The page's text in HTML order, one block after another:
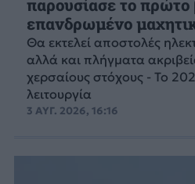
παρουσίασε το πρώτο
επανδρωμένο
Θα εκτελεί αποστολές
αλλά και πλήγματα
χερσαίους στόχους - Το
λειτουργία
3 ΑΥΓ. 2026, 16:16